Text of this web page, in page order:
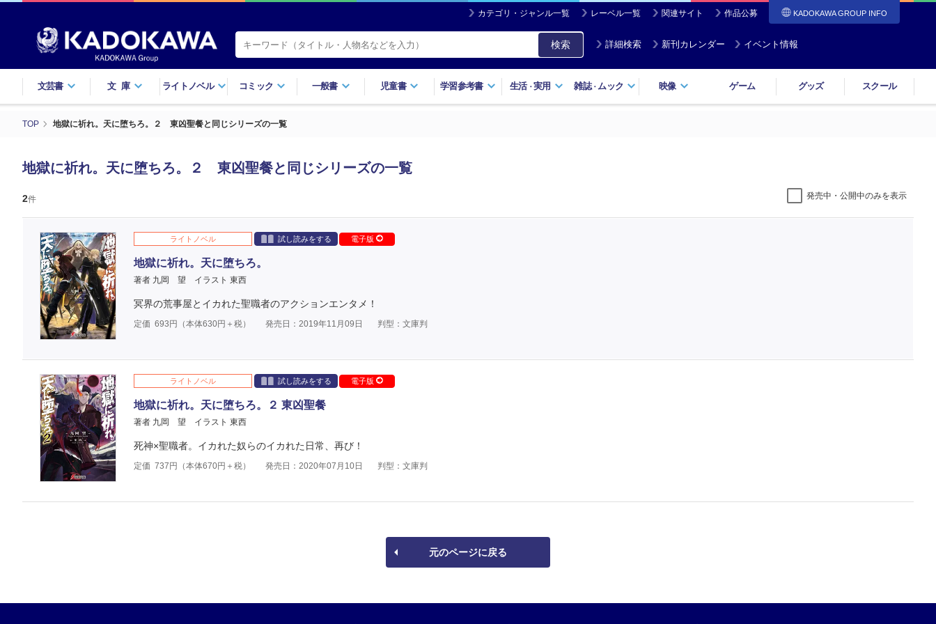
カテゴリ・ジャンル一覧 レーベル一覧 関連サイト 作品公募 KADOKAWA GROUP INFO
検索 詳細検索 新刊カレンダー イベント情報
文芸書 文庫 ライトノベル コミック 一般書 児童書 学習参考書 生活・実用 雑誌・ ムック 映像 ゲーム グッズ スクール
TOP 地獄に祈れ。天に堕ちろ。２ 東凶聖餐と同じシリーズの一覧
地獄に祈れ。天に堕ちろ。２ 東凶聖餐と同じシリーズの一覧
2件 発売中・公開中のみを表示
ライトノベル 試し読みをする 電子版
地獄に祈れ。天に堕ちろ。
著者 九岡 望 イラスト 東西
冥界の荒事屋とイカれた聖職者のアクションエンタメ！
定価 693 円（本体630円＋税） 発売日：2019年11月09日 判型：文庫判
ライトノベル 試し読みをする 電子版
地獄に祈れ。天に堕ちろ。２ 東凶聖餐
著者 九岡 望 イラスト 東西
死神×聖職者。イカれた奴らのイカれた日常、再び！
定価 737 円（本体670円＋税） 発売日：2020年07月10日 判型：文庫判
元のページに戻る